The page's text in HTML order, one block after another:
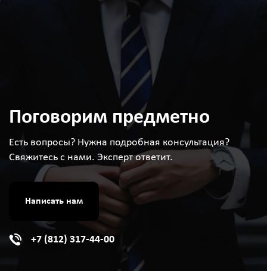
Поговорим предметно
Есть вопросы? Нужна подробная консультация?
Свяжитесь с нами. Эксперт ответит.
Написать нам
+7 (812) 317-44-00